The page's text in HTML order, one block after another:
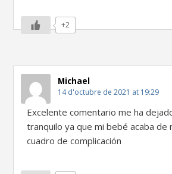
+2
Michael
14 d'octubre de 2021 at 19:29
Excelente comentario me ha
tranquilo ya que mi bebé acaba de
cuadro de complicación